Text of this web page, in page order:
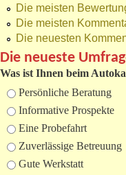
Die meisten
Die meisten
Die neuesten
Die neueste
Was ist Ihnen beim
Auswahlmöglichkeiten
Persönliche Beratung
Informative Prospekte
Eine Probefahrt
Zuverlässige Betreuung
Gute Werkstatt